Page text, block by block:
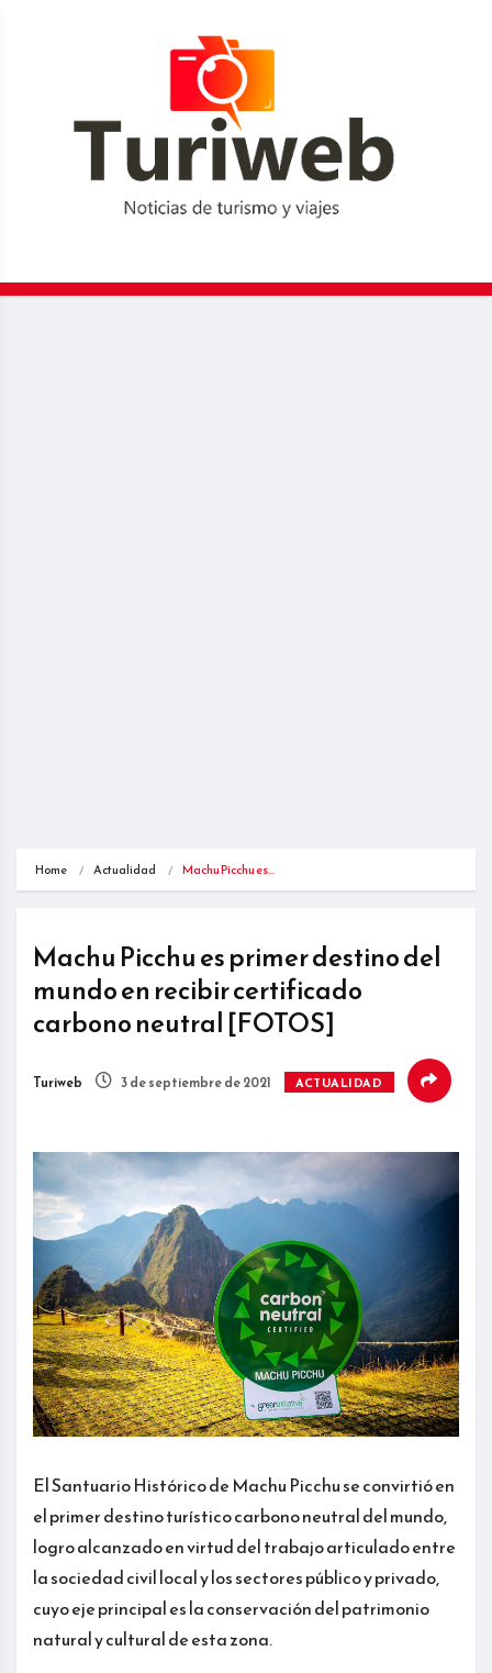
Home Actualidad Machu Picchu es…
Machu Picchu es primer destino del
mundo en recibir certificado
carbono neutral [FOTOS]
Turiweb 3 de septiembre de 2021 ACTUALIDAD
El Santuario Histórico de Machu Picchu se convirtió en
el primer destino turístico carbono neutral del mundo,
logro alcanzado en virtud del trabajo articulado entre
la sociedad civil local y los sectores público y privado,
cuyo eje principal es la conservación del patrimonio
natural y cultural de esta zona.